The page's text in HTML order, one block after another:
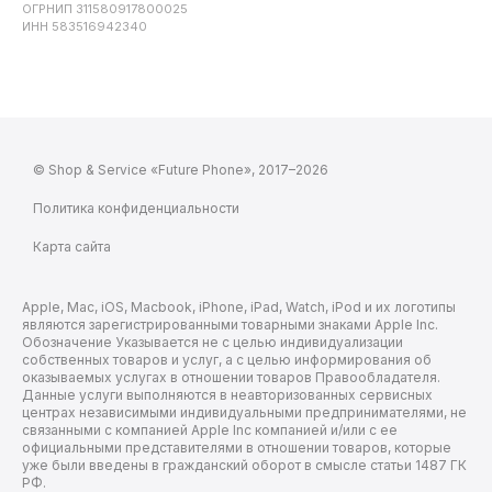
ОГРНИП 311580917800025
ИНН 583516942340
© Shop & Service «Future Phone», 2017–2026
Политика конфиденциальности
Карта сайта
Apple, Mac, iOS, Macbook, iPhone, iPad, Watch, iPod и их логотипы
являются зарегистрированными товарными знаками Apple Inc.
Обозначение Указывается не с целью индивидуализации
собственных товаров и услуг, а с целью информирования об
оказываемых услугах в отношении товаров Правообладателя.
Данные услуги выполняются в неавторизованных сервисных
центрах независимыми индивидуальными предпринимателями, не
связанными с компанией Apple Inc компанией и/или с ее
официальными представителями в отношении товаров, которые
уже были введены в гражданский оборот в смысле статьи 1487 ГК
РФ.